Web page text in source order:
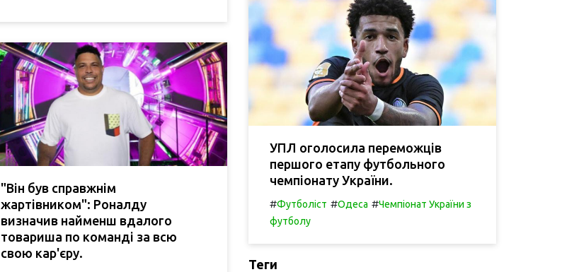
"Він був справжнім
жартівником": Роналду
визначив найменш вдалого
товариша по команді за всю
свою кар'єру.
УПЛ оголосила переможців
першого етапу футбольного
чемпіонату України.
#Футболіст #Одеса #Чемпіонат України з
футболу
Теги